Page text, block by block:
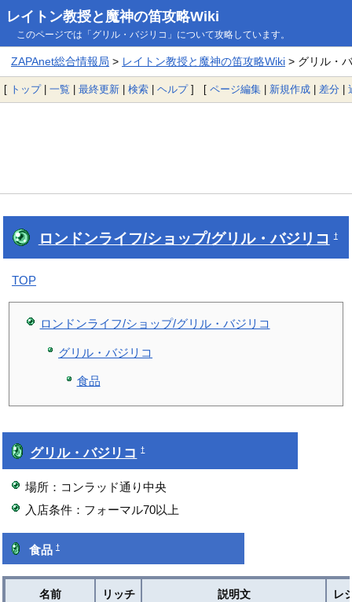
レイトン教授と魔神の笛攻略Wiki
このページでは「グリル・バジリコ」について攻略しています。
ZAPAnet総合情報局 > レイトン教授と魔神の笛攻略Wiki> グリル・
[ トップ| 一覧 | 最終更新 | 検索 | ヘルプ] [ ページ編集 | 新規作成 | 差分 |
ロンドンライフ/ショップ/グリル・バジリコ †
TOP
ロンドンライフ/ショップ/グリル・バジリコ
グリル・バジリコ
食品
グリル・バジリコ †
場所：コンラッド通り中央
入店条件：フォーマル70以上
食品 †
名前 リッチ 説明文 レ